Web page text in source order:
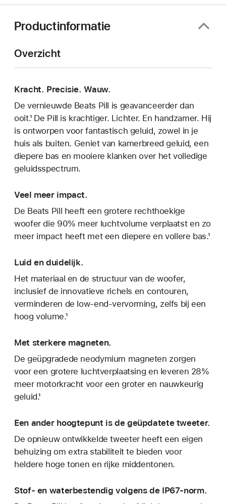
Productinformatie
Overzicht
Kracht. Precisie. Wauw.
De vernieuwde Beats Pill is geavanceerder dan
ooit.¹ De Pill is krachtiger. Lichter. En handzamer. Hij
is ontworpen voor fantastisch geluid, zowel in je
huis als buiten. Geniet van kamerbreed geluid, een
diepere bas en mooiere klanken over het volledige
geluidsspectrum.
Veel meer impact.
De Beats Pill heeft een grotere rechthoekige
woofer die 90% meer luchtvolume verplaatst en zo
meer impact heeft met een diepere en vollere bas.¹
Luid en duidelijk.
Het materiaal en de structuur van de woofer,
inclusief de innovatieve richels en contouren,
verminderen de low-end-vervorming, zelfs bij een
hoog volume.¹
Met sterkere magneten.
De geüpgradede neodymium magneten zorgen
voor een grotere luchtverplaatsing en leveren 28%
meer motorkracht voor een groter en nauwkeurig
geluid.¹
Een ander hoogtepunt is de geüp­datete tweeter.
De opnieuw ontwikkelde tweeter heeft een eigen
behuizing om extra stabiliteit te bieden voor
heldere hoge tonen en rijke middentonen.
Stof- en waterbestendig volgens de IP67-norm.